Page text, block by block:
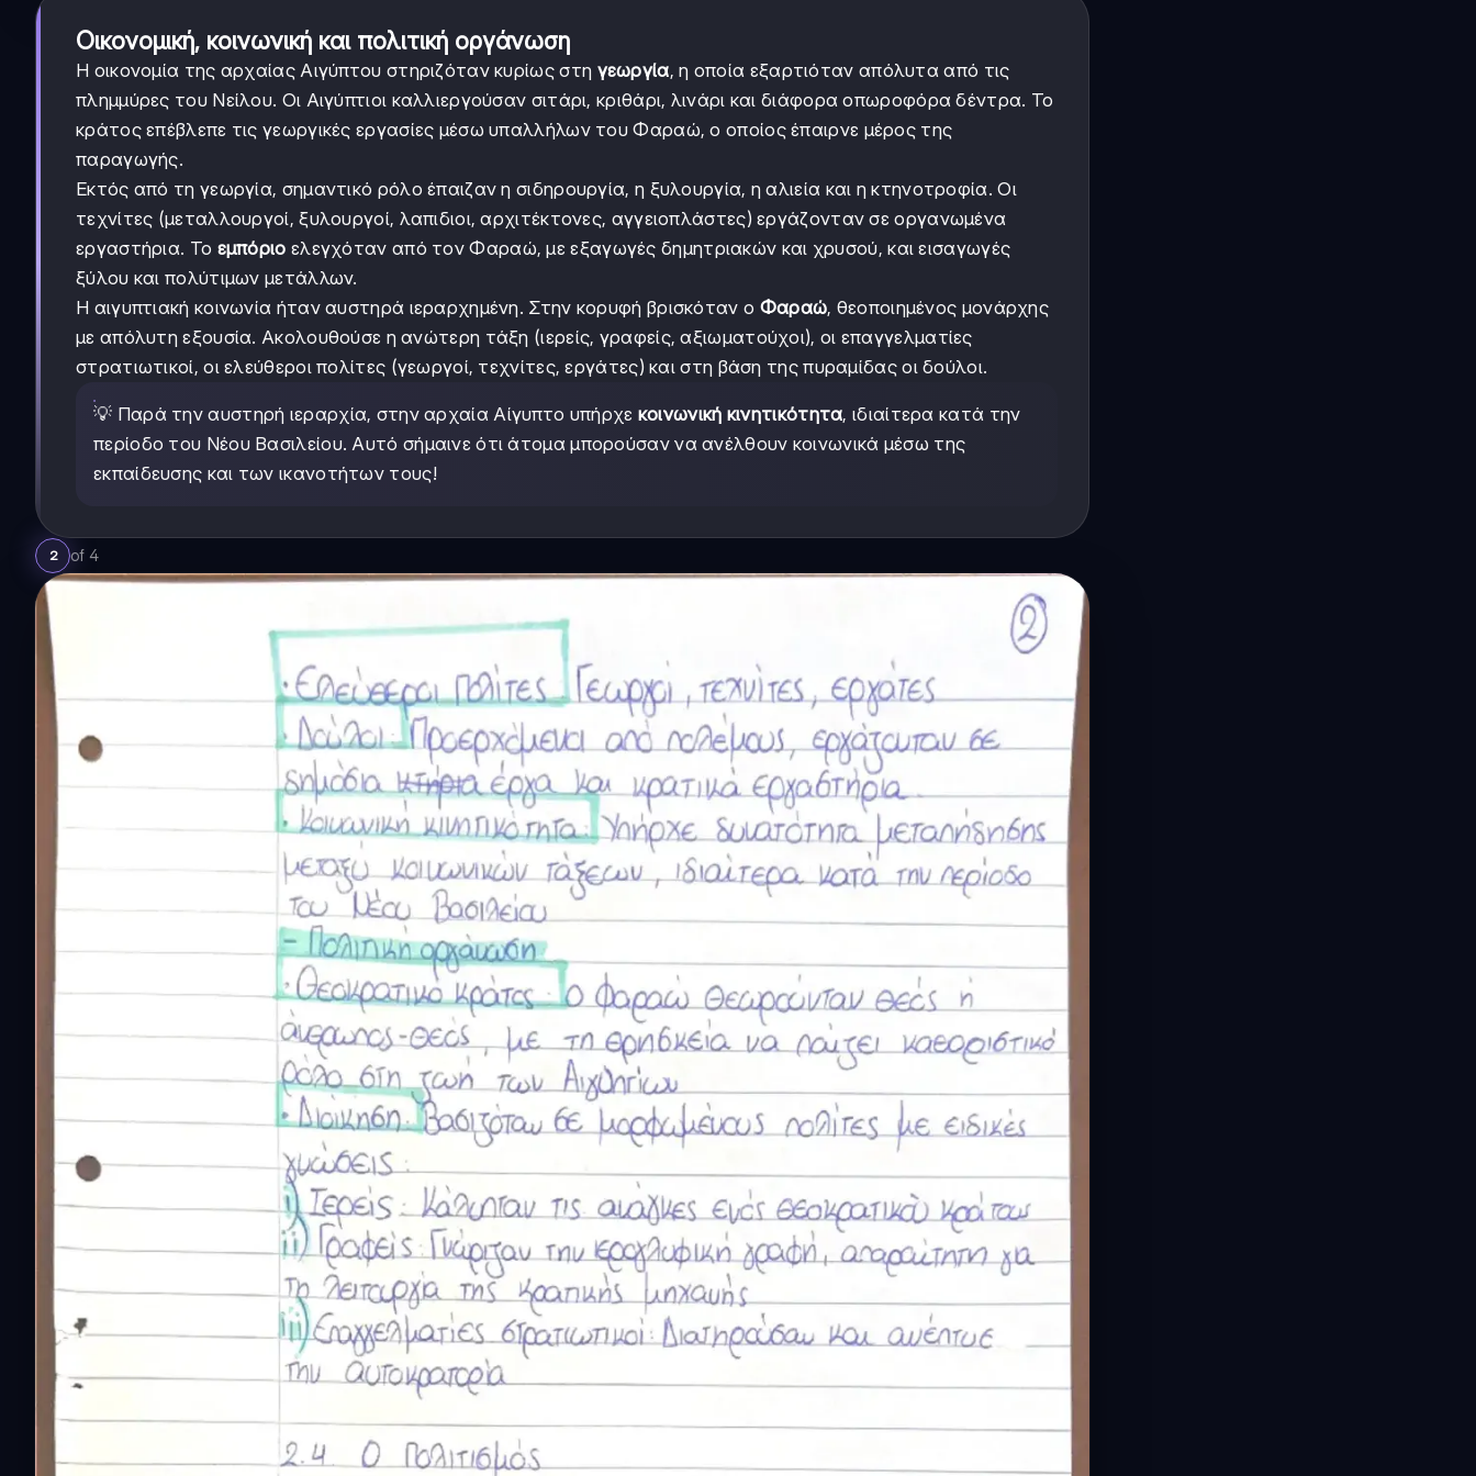
Οικονομική, κοινωνική και πολιτική οργάνωση
Η οικονομία της αρχαίας Αιγύπτου στηριζόταν κυρίως στη γεωργία, η οποία εξαρτιόταν απόλυτα από τις
πλημμύρες του Νείλου. Οι Αιγύπτιοι καλλιεργούσαν σιτάρι, κριθάρι, λινάρι και διάφορα οπωροφόρα δέντρα. Το
κράτος επέβλεπε τις γεωργικές εργασίες μέσω υπαλλήλων του Φαραώ, ο οποίος έπαιρνε μέρος της
παραγωγής.
Εκτός από τη γεωργία, σημαντικό ρόλο έπαιζαν η σιδηρουργία, η ξυλουργία, η αλιεία και η κτηνοτροφία. Οι
τεχνίτες (μεταλλουργοί, ξυλουργοί, λαπιδιοι, αρχιτέκτονες, αγγειοπλάστες) εργάζονταν σε οργανωμένα
εργαστήρια. Το εμπόριο ελεγχόταν από τον Φαραώ, με εξαγωγές δημητριακών και χρυσού, και εισαγωγές
ξύλου και πολύτιμων μετάλλων.
Η αιγυπτιακή κοινωνία ήταν αυστηρά ιεραρχημένη. Στην κορυφή βρισκόταν ο Φαραώ, θεοποιημένος μονάρχης
με απόλυτη εξουσία. Ακολουθούσε η ανώτερη τάξη (ιερείς, γραφείς, αξιωματούχοι), οι επαγγελματίες
στρατιωτικοί, οι ελεύθεροι πολίτες (γεωργοί, τεχνίτες, εργάτες) και στη βάση της πυραμίδας οι δούλοι.
💡 Παρά την αυστηρή ιεραρχία, στην αρχαία Αίγυπτο υπήρχε κοινωνική κινητικότητα, ιδιαίτερα κατά την
περίοδο του Νέου Βασιλείου. Αυτό σήμαινε ότι άτομα μπορούσαν να ανέλθουν κοινωνικά μέσω της
εκπαίδευσης και των ικανοτήτων τους!
2 of 4